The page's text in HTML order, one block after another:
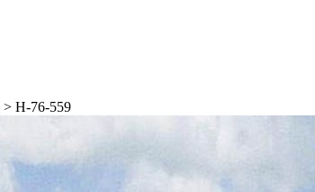
> Н-76-559